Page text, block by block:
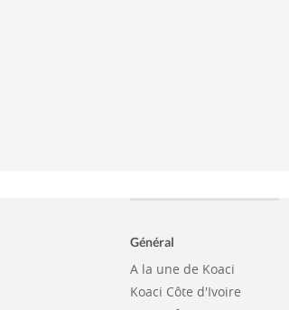
Général
A la une de Koaci
Koaci Côte d'Ivoire